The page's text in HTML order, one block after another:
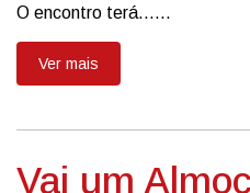
O encontro terá......
Ver mais
Vai um